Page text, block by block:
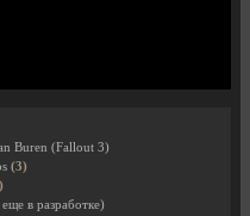
Buren (Fallout 3)
(3)
в разработке)